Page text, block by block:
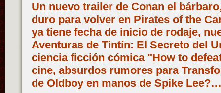
Un nuevo trailer de Conan el
duro para volver en Pirates of the
ya tiene fecha de inicio de rodaje,
Aventuras de Tintín: El Secreto del
ciencia ficción cómica "How to
cine, absurdos rumores para
de Oldboy en manos de Spike Lee?…